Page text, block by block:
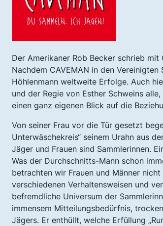
Der Amerikaner Rob Becker schrieb
Nachdem CAVEMAN in den
Höhlenmann weltweite Erfolge. Auch
und der Regie von Esther Schweins
einen ganz eigenen Blick auf die
Von seiner Frau vor die Tür gesetzt
Unterwäschekreis“ seinem Urahn aus
Jäger und Frauen sind Sammlerinnen.
Was der Durchschnitts-Mann schon
betrachten wir Frauen und Männer
verschiedenen Verhaltensweisen und
befremdliche Universum der
immensem Mitteilungsbedürfnis,
Jägers. Er enthüllt, welche Erfüllung